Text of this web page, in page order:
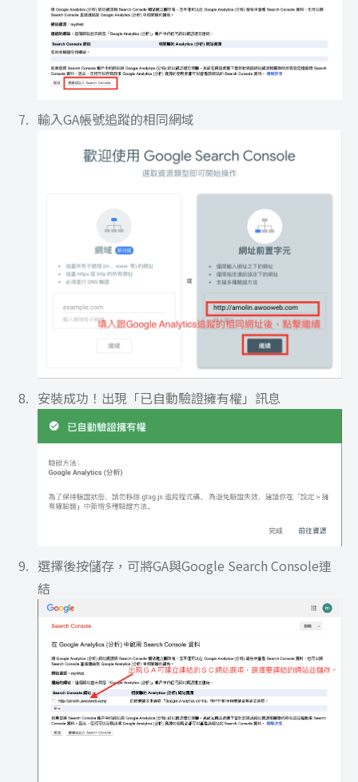
輸入GA帳號追蹤的相同網域
安裝成功！出現「已自動驗證擁有權」訊息
選擇後按儲存，可將GA與Google Search Console連
結